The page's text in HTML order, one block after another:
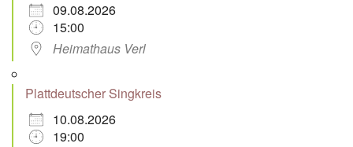
09.08.2026
15:00
Heimathaus Verl
Plattdeutscher Singkreis
10.08.2026
19:00